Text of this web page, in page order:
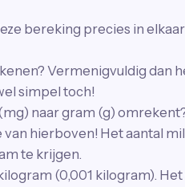
bereking precies in
Vermenigvuldig dan
simpel toch!
naar gram (g)
hierboven! Het aantal
te krijgen.
(0,001 kilogram).